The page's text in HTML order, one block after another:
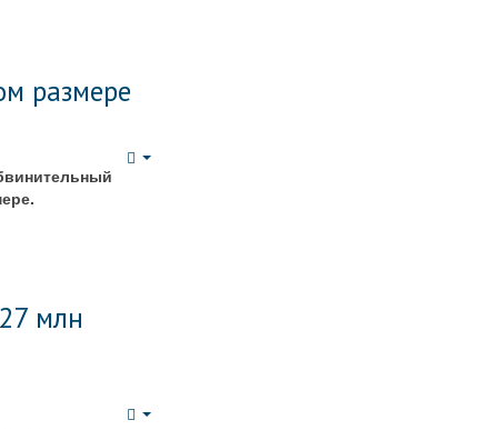
размере
млн